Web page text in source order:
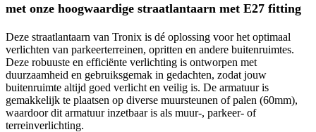
met onze hoogwaardige straatlantaarn met E27 fitting
Deze straatlantaarn van Tronix is dé oplossing voor het optimaal
verlichten van parkeerterreinen, opritten en andere buitenruimtes.
Deze robuuste en efficiënte verlichting is ontworpen met
duurzaamheid en gebruiksgemak in gedachten, zodat jouw
buitenruimte altijd goed verlicht en veilig is. De armatuur is
gemakkelijk te plaatsen op diverse muursteunen of palen (60mm),
waardoor dit armatuur inzetbaar is als muur-, parkeer- of
terreinverlichting.